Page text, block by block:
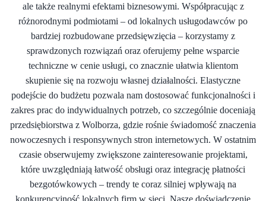
ale także realnymi efektami biznesowymi. Współpracując z
różnorodnymi podmiotami – od lokalnych usługodawców po
bardziej rozbudowane przedsięwzięcia – korzystamy z
sprawdzonych rozwiązań oraz oferujemy pełne wsparcie
techniczne w cenie usługi, co znacznie ułatwia klientom
skupienie się na rozwoju własnej działalności. Elastyczne
podejście do budżetu pozwala nam dostosować funkcjonalności i
zakres prac do indywidualnych potrzeb, co szczególnie doceniają
przedsiębiorstwa z Wolborza, gdzie rośnie świadomość znaczenia
nowoczesnych i responsywnych stron internetowych. W ostatnim
czasie obserwujemy zwiększone zainteresowanie projektami,
które uwzględniają łatwość obsługi oraz integrację płatności
bezgotówkowych – trendy te coraz silniej wpływają na
konkurencyjność lokalnych firm w sieci. Nasze doświadczenie